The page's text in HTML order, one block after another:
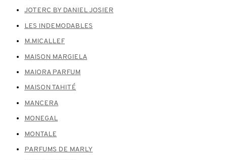
JOTERC BY DANIEL JOSIER
LES INDEMODABLES
M.MICALLEF
MAISON MARGIELA
MAIORA PARFUM
MAISON TAHITÉ
MANCERA
MONEGAL
MONTALE
PARFUMS DE MARLY